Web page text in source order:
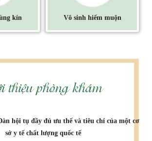
kín Vô sinh hiếm muộn
thiệu phòng khám
hội tụ đầy đủ ưu thế và tiêu chí của một cơ
sở y tế chất lượng quốc tế